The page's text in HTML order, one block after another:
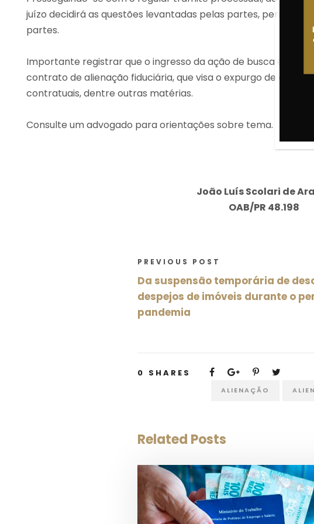
juízo decidirá as questões levantadas pelas partes,
partes.
Importante registrar que o ingresso da ação de busca e
contrato de alienação fiduciária, que visa o expurgo de
contratuais, dentre outras matérias.
Consulte um advogado para orientações sobre tema.
João Luís Scolari de
OAB/PR 48.198
PREVIOUS POST
Da suspensão temporária de
despejos de imóveis durante o
pandemia
0 SHARES
ALIENAÇÃO
Related Posts